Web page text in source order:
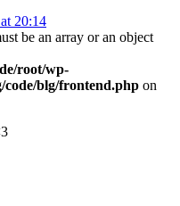
20:14
be an array or an object
root/wp-
code/blg/frontend.php on